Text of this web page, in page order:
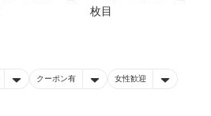
クーポン有 女性歓迎